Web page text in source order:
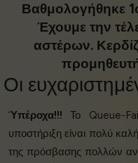
Βαθμολογήθηκε
Έχουμε την
αστέρων.
Οι
‘Υπέροχα!!! Το Queue-
υποστήριξη είναι πολύ
της πρόσβασης πολλών